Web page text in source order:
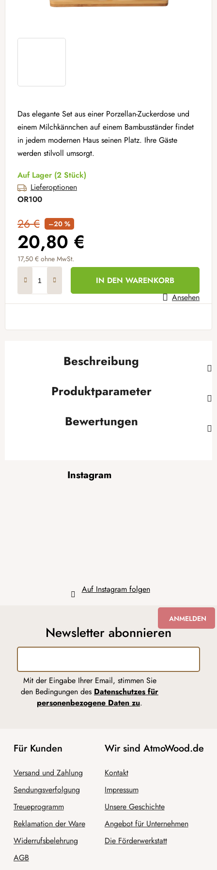
Das elegante Set aus einer Porzellan-Zuckerdose und
einem Milchkännchen auf einem Bambusständer findet
in jedem modernen Haus seinen Platz. Ihre Gäste
werden stilvoll umsorgt.
Auf Lager (2 Stück)
Lieferoptionen
OR100
26 € –20 %
20,80 €
17,50 € ohne MwSt.
IN DEN WARENKORB
Ansehen
Beschreibung
Produktparameter
Bewertungen
Instagram
Auf Instagram folgen
Newsletter abonnieren
Mit der Eingabe Ihrer Email, stimmen Sie
den Bedingungen des Datenschutzes für
personenbezogene Daten zu.
ANMELDEN
Für Kunden
Versand und Zahlung
Sendungsverfolgung
Treueprogramm
Reklamation der Ware
Widerrufsbelehrung
AGB
Wir sind AtmoWood.de
Kontakt
Impressum
Unsere Geschichte
Angebot für Unternehmen
Die Förderwerkstatt